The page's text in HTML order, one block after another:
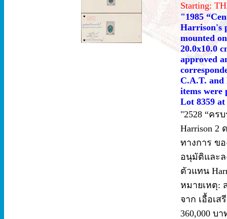
Starting:
"1985
Harrison's
mounted
20.0x10.0
approved
C.A.T. and
items were
Lot 8359
"2528 “คร
Harrison 2
ทางการ ข
อนุมัติและล
ตัวแทน
หมายเหตุ:
จาก เอื้อเส
360,000 บ